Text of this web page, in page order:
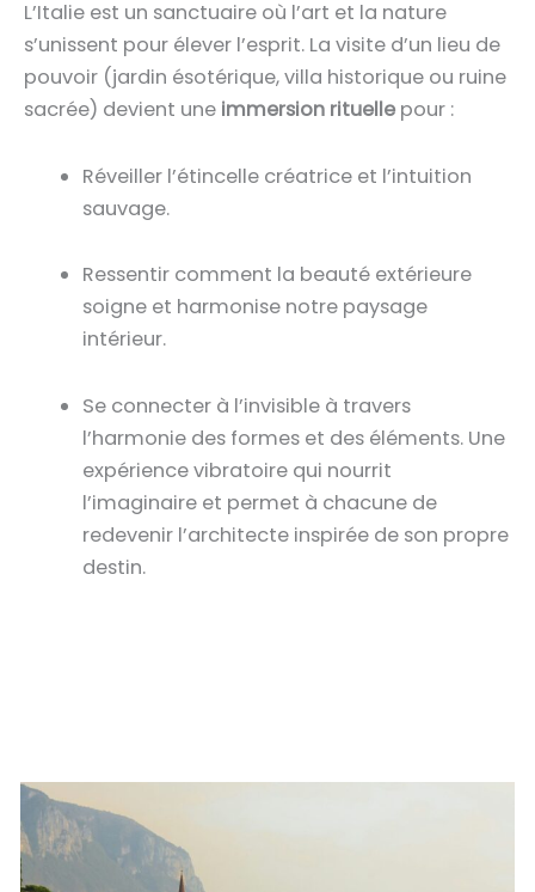
L’Italie est un sanctuaire où l’art et la nature
s’unissent pour élever l’esprit. La visite d’un lieu de
pouvoir (jardin ésotérique, villa historique ou ruine
sacrée) devient une immersion rituelle pour :
Réveiller l’étincelle créatrice et l’intuition
sauvage.
Ressentir comment la beauté extérieure
soigne et harmonise notre paysage
intérieur.
Se connecter à l’invisible à travers
l’harmonie des formes et des éléments. Une
expérience vibratoire qui nourrit
l’imaginaire et permet à chacune de
redevenir l’architecte inspirée de son propre
destin.